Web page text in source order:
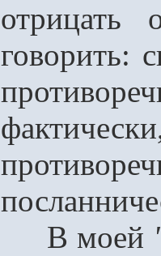
отрицать
говорить:
В моей